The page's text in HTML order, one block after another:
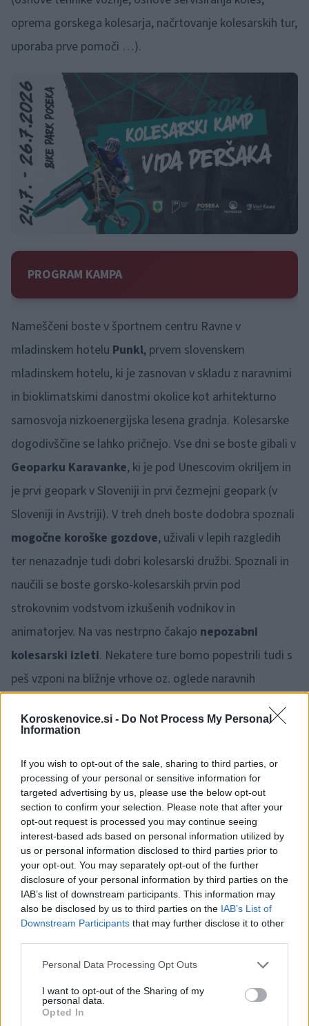
Koroskenovice.si - Do Not Process My Personal
Information
If you wish to opt-out of the sale, sharing to third parties, or
processing of your personal or sensitive information for
targeted advertising by us, please use the below opt-out
section to confirm your selection. Please note that after your
opt-out request is processed you may continue seeing
interest-based ads based on personal information utilized by
us or personal information disclosed to third parties prior to
your opt-out. You may separately opt-out of the further
disclosure of your personal information by third parties on the
IAB’s list of downstream participants. This information may
also be disclosed by us to third parties on the IAB’s List of
Downstream Participants that may further disclose it to other
Please note that this website/app uses one or more Google
not limited to your visit or usage behaviour. You may click to
grant or deny consent to Google and its third-party tags to
use your data for below specified purposes in below Google
Personal Data Processing Opt Outs
I want to opt-out of the Sharing of my
personal data.
Opted In
oprema gorskega kolesarja, načrtovanje kolesarskih tur,
uporaba prve pomoči …).
PROGRAM KAMPA
Nameščeni boste v športnem centru Ravne v
mladinskem hotelu Punkl, prvem slovenskem
mladinskem hotelu, ki je zasnovan v skladu z naravnimi
in bioklimatskimi danostmi okolice kot arhitekturno
samosvoja nizkoenergijska lesena gradnja. Kolesarske
dogodivščine se lahko pričnejo. Vse dni se boste gibali v
Geoparku Karavanke, ki je pod Unescovim okriljem in
je prvi geopark v Sloveniji in prvi čezmejni geopark (v
Sloveniji in Avstriji). V treh dneh boste dodobra spoznali
mogočne koroške gozdove, uživali v lepih razgledih
ter nenazadnje tudi dobri kolesarski družbi. Spoznali in
naučili se boste gorsko-kolesarskih prvin pod
strokovnim vodstvom izkušenih vodnikov in
animatorjev. Na vas nestrpno čakajo nepozabni
kolesarski izleti. Nekatere ture bomo popestrili tudi s
peš vzponi na bližnje vrhove oz. oglede naravnih
POGOJI ZA UDELEŽBO